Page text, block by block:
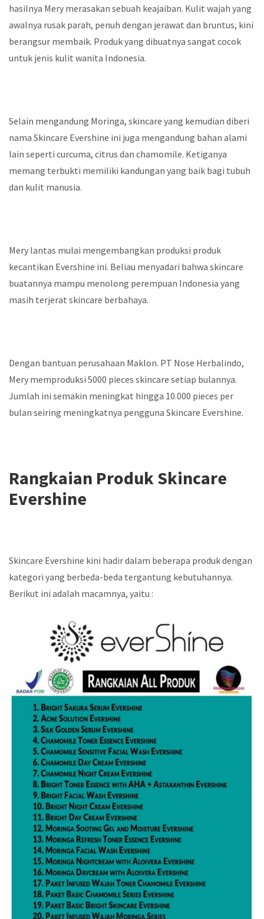
hasilnya Mery merasakan sebuah keajaiban. Kulit wajah yang
awalnya rusak parah, penuh dengan jerawat dan bruntus, kini
berangsur membaik. Produk yang dibuatnya sangat cocok
untuk jenis kulit wanita Indonesia.
Selain mengandung Moringa, skincare yang kemudian diberi
nama Skincare Evershine ini juga mengandung bahan alami
lain seperti curcuma, citrus dan chamomile. Ketiganya
memang terbukti memiliki kandungan yang baik bagi tubuh
dan kulit manusia.
Mery lantas mulai mengembangkan produksi produk
kecantikan Evershine ini. Beliau menyadari bahwa skincare
buatannya mampu menolong perempuan Indonesia yang
masih terjerat skincare berbahaya.
Dengan bantuan perusahaan Maklon. PT Nose Herbalindo,
Mery memproduksi 5000 pieces skincare setiap bulannya.
Jumlah ini semakin meningkat hingga 10.000 pieces per
bulan seiring meningkatnya pengguna Skincare Evershine.
Rangkaian Produk Skincare
Evershine
Skincare Evershine kini hadir dalam beberapa produk dengan
kategori yang berbeda-beda tergantung kebutuhannya.
Berikut ini adalah macamnya, yaitu :